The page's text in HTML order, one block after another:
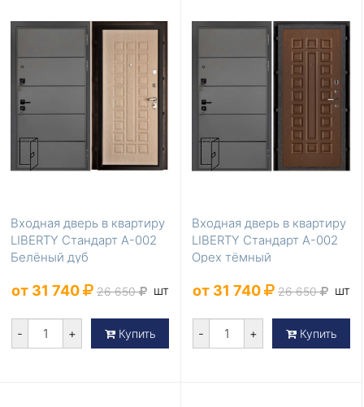
Входная дверь в квартиру
LIBERTY Стандарт А-002
Белёный дуб
от 31 740 26 650 шт
- + Купить
Входная дверь в квартиру
LIBERTY Стандарт А-002
Орех тёмный
от 31 740 26 650 шт
- + Купить